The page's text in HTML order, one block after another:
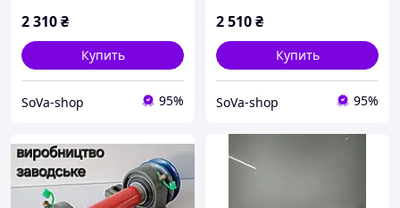
2 310₴
Купить
SoVa-shop 95%
2 510₴
Купить
SoVa-shop 95%